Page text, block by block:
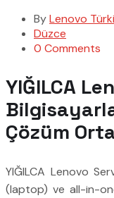
ByLenovo
Düzce
0 Comments
YIĞILCA
Çözüm
YIĞILCA Lenovo
(laptop) ve all-in-one